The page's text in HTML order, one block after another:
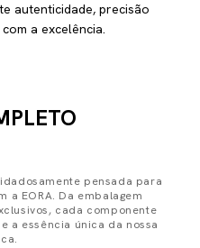
autenticidade, precisão
a excelência.
pensada para
a EORA. Da embalagem
cada componente
a essência única da nossa